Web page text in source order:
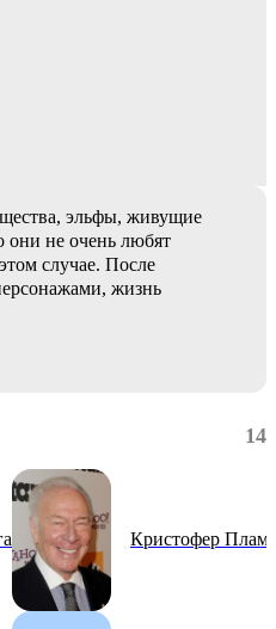
эльфы, живущие
они не очень любят
случае. После
жизнь
14
Кристофер